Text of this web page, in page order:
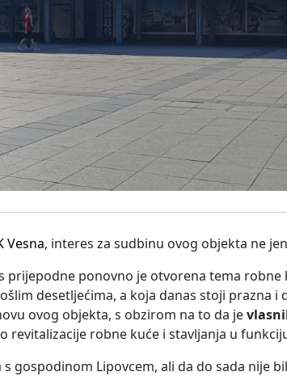
Vesna, interes za sudbinu ovog objekta ne
ponovno je otvorena tema robne
desetljećima, a koja danas stoji prazna i
ovog objekta, s obzirom na to da je
revitalizacije robne kuće i stavljanja u
gospodinom Lipovcem, ali da do sada nije